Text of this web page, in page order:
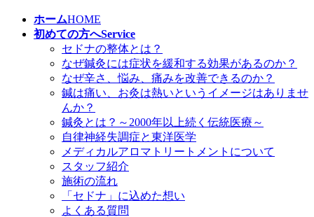
ホームHOME
初めての方へService
セドナの整体とは？
なぜ鍼灸には症状を緩和する効果があるのか？
なぜ辛さ、悩み、痛みを改善できるのか？
鍼は痛い、お灸は熱いというイメージはありませ
んか？
鍼灸とは？～2000年以上続く伝統医療～
自律神経失調症と東洋医学
メディカルアロマトリートメントについて
スタッフ紹介
施術の流れ
「セドナ」に込めた想い
よくある質問